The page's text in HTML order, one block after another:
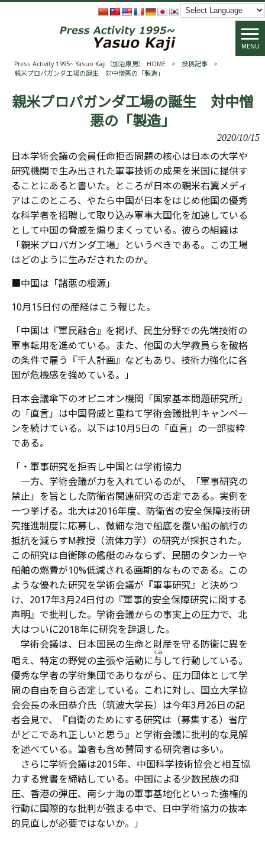
MENU
Press Activity 1995~ Yasuo Kaji（加治康男） HOME > 投稿記事
>
親米プロパガンダ工場の誕生 対中憎悪の「製造」
親米プロパガンダ工場の誕生 対中憎
悪の「製造」
2020/10/15
日本学術会議の会員任命拒否問題の核心は日本の大学や
研究機関で生み出された軍事技術の成果を米国に提供す
ることにあると書いた。ところが日本の親米右翼メディ
アはこのところ、やたら中国が日本をはじめ他国の優秀
な科学者を招聘して取り込み軍事大国化を加速している
として中国の脅威を煽りまくっている。彼らの組織は
「親米プロパガンダ工場」というべきである。この工場
はどのように生みだされたのか。
■中国は「諸悪の根源」
10月15日付の産経はこう報じた。
「中国は『軍民融合』を掲げ、民生分野での先端技術の
軍事転用を進めている。また、他国の大学教員らを破格
の条件で雇う『千人計画』 などもあり、技術力強化に各
国が危機感を強めている。」
日本会議傘下のオピニオン機関「国家基本問題研究所」
の「直言」は中国脅威と重ねて学術会議批判キャンペー
ンを続けている。以下は10月5日の「直言」の一部抜粋
である。
「・軍事研究を拒否し中国とは学術協力
一方、学術会議が力を入れているのが、「軍事研究の
禁止」を旨とした防衛省関連研究の否定である。実例を
一つ挙げる。北大は2016年度、防衛省の安全保障技術研
究推進制度に応募し、微細な泡で船底を覆い船の航行の
抵抗を減らすM教授（流体力学）の研究が採択された。
この研究は自衛隊の艦艇のみならず、民間のタンカーや
船舶の燃費が10%低減される画期的なものである。この
ような優れた研究を学術会議が『軍事研究』と決めつ
け、2017年3月24日付の『軍事的安全保障研究に関する
声明』で批判した。学術会議からの事実上の圧力で、北
大はついに2018年に研究を辞退した。
学術会議は、日本国民の生命と財産を守る防衛に異を
唱え、特定の野党の主張や活動に与
くみ
して行動している。
優秀な学者の学術集団でありながら、圧力団体として学
問の自由を自ら否定している。これに対し、国立大学協
会会長の永田恭介氏（筑波大学長）は今年3月26日の記
者会見で、『自衛のためにする研究は（募集する）省庁
がどこであれ正しいと思う』と学術会議に批判的な見解
を述べている。筆者も含め賛同する研究者は多い。
さらに学術会議は2015年、中国科学技術協会と相互協
力する覚書を締結している。中国による少数民族の抑
圧、香港の弾圧、南シナ海の軍事基地化といった強権的
行動に国際的な批判が強まる中で、日中学術協力の抜本
的見直しが必要ではないか。」